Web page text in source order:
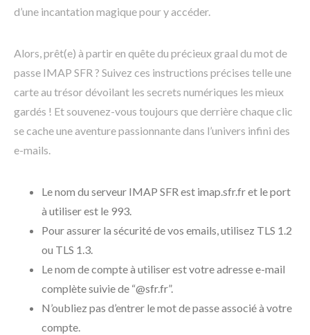
d’une incantation magique pour y accéder.
Alors, prêt(e) à partir en quête du précieux graal du mot de
passe IMAP SFR ? Suivez ces instructions précises telle une
carte au trésor dévoilant les secrets numériques les mieux
gardés ! Et souvenez-vous toujours que derrière chaque clic
se cache une aventure passionnante dans l’univers infini des
e-mails.
Le nom du serveur IMAP SFR est imap.sfr.fr et le port
à utiliser est le 993.
Pour assurer la sécurité de vos emails, utilisez TLS 1.2
ou TLS 1.3.
Le nom de compte à utiliser est votre adresse e-mail
complète suivie de “@sfr.fr”.
N’oubliez pas d’entrer le mot de passe associé à votre
compte.